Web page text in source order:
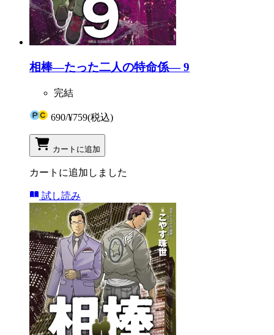
相棒―たった二人の特命係― 9
完結
690/¥759(税込)
カートに追加
カートに追加しました
試し読み